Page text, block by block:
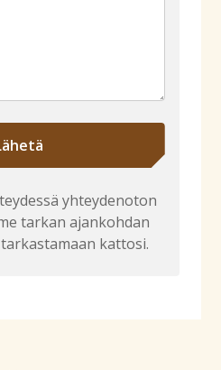
yhteydenoton
tarkan ajankohdan
kattosi.